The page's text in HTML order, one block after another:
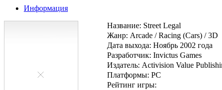
Информация
Название: Street Legal
Жанр: Arcade / Racing (Cars) / 3D
Дата выхода: Ноябрь 2002 года
Разработчик: Invictus Games
Издатель: Activision Value
Платформы: PC
Рейтинг игры: